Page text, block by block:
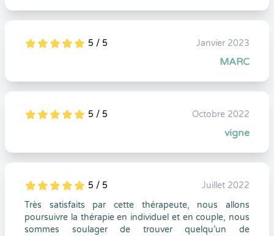
5
1
5
0 5 / 5 Janvier 2023
MARC
5
1
5
0 5 / 5 Octobre 2022
vigne
5
1
5
0 5 / 5
Juillet 2022
Très satisfaits par cette thérapeute, nous allons
poursuivre la thérapie en individuel et en couple, nous
sommes soulager de trouver quelqu’un de